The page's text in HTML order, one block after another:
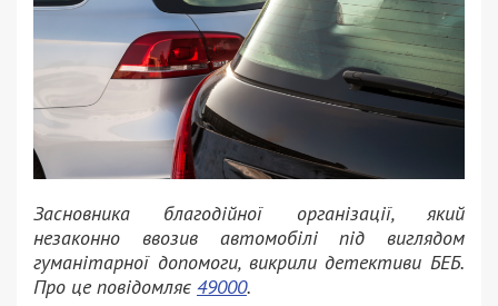
Засновника благодійної організації, який
незаконно ввозив автомобілі під виглядом
гуманітарної допомоги, викрили детективи БЕБ.
Про це повідомляє 49000.